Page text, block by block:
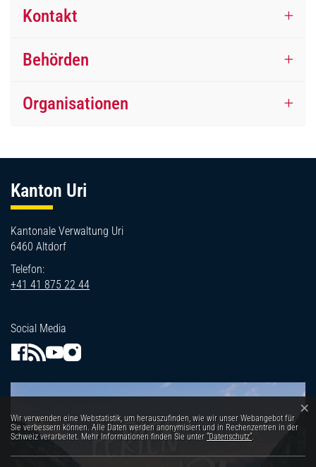
Kontakt
Behörden
Organisationen
Kanton Uri
Kantonale Verwaltung Uri
6460 Altdorf
Telefon:
+41 41 875 22 44
Social Media
Webstatistik
Wir verwenden eine Webstatistik, um herauszufinden, wie wir unser Webangebot für
Sie verbessern können. Alle Daten werden anonymisiert und in Rechenzentren in der
Schweiz verarbeitet. Mehr Informationen finden Sie unter “Datenschutz“.
×